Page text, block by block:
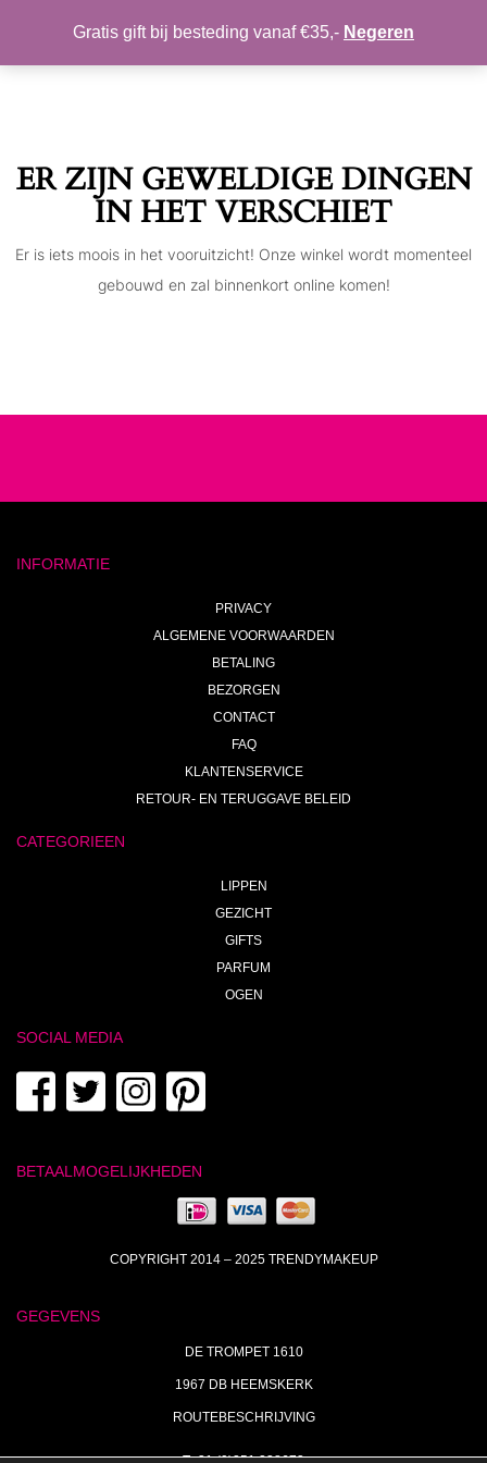
Toggle
MIJN ACCOUNT VERLANGLIJST
ER ZIJN GEWELDIGE DINGEN
IN HET VERSCHIET
Er is iets moois in het vooruitzicht! Onze winkel wordt momenteel
gebouwd en zal binnenkort online komen!
INFORMATIE
PRIVACY
ALGEMENE VOORWAARDEN
BETALING
BEZORGEN
CONTACT
FAQ
KLANTENSERVICE
RETOUR- EN TERUGGAVE BELEID
CATEGORIEEN
LIPPEN
GEZICHT
GIFTS
PARFUM
OGEN
SOCIAL MEDIA
BETAALMOGELIJKHEDEN
COPYRIGHT 2014 – 2025 TRENDYMAKEUP
GEGEVENS
DE TROMPET 1610
1967 DB HEEMSKERK
ROUTEBESCHRIJVING
Gratis gift bij besteding vanaf €35,- Negeren